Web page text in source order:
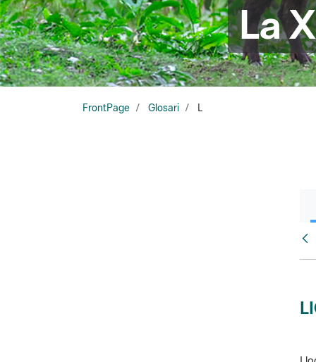
La
FrontPage Glosari L